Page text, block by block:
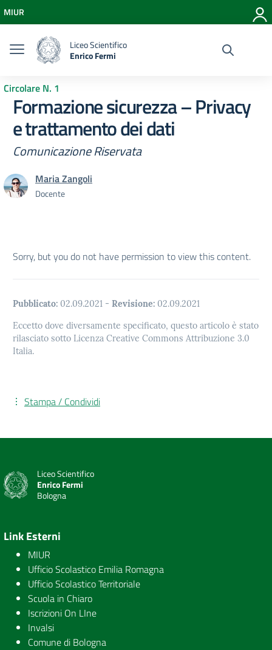
Vai al menu di navigazione
Vai al footer
MIUR
Liceo Scientifico
Enrico Fermi
Circolare N. 1
Formazione sicurezza – Privacy
e trattamento dei dati
Comunicazione Riservata
Maria Zangoli
Docente
Sorry, but you do not have permission to view this content.
Pubblicato: 02.09.2021 - Revisione: 02.09.2021
Eccetto dove diversamente specificato, questo articolo è stato
rilasciato sotto Licenza Creative Commons Attribuzione 3.0
Italia.
Stampa / Condividi
Liceo Scientifico
Enrico Fermi
Bologna
Link Esterni
MIUR
Ufficio Scolastico Emilia Romagna
Ufficio Scolastico Territoriale
Scuola in Chiaro
Iscrizioni On LIne
Invalsi
Comune di Bologna